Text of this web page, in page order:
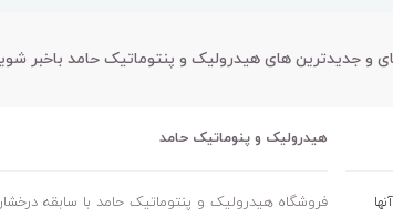
و جدیدترین های هیدرولیک و پنتوماتیک حامد باخبر
هیدرولیک و پنوماتیک حامد
فروشگاه هیدرولیک و پنتوماتیک حامد با سابقه